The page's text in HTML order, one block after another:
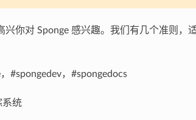
兴你对 Sponge 感兴趣。我们有几个准则，
#spongedev，#spongedocs
系统